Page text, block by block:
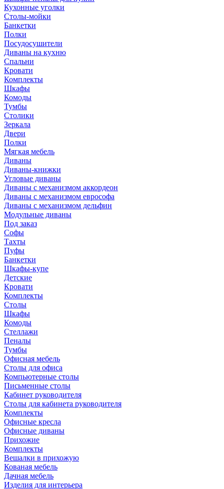
Кухонные уголки
Столы-мойки
Банкетки
Полки
Посудосушители
Диваны на кухню
Спальни
Кровати
Комплекты
Шкафы
Комоды
Тумбы
Столики
Зеркала
Двери
Полки
Мягкая мебель
Диваны
Диваны-книжки
Угловые диваны
Диваны с механизмом аккордеон
Диваны с механизмом еврософа
Диваны с механизмом дельфин
Модульные диваны
Под заказ
Софы
Тахты
Пуфы
Банкетки
Шкафы-купе
Детские
Кровати
Комплекты
Столы
Шкафы
Комоды
Стеллажи
Пеналы
Тумбы
Офисная мебель
Столы для офиса
Компьютерные столы
Письменные столы
Кабинет руководителя
Столы для кабинета руководителя
Комплекты
Офисные кресла
Офисные диваны
Прихожие
Комплекты
Вешалки в прихожую
Кованая мебель
Дачная мебель
Изделия для интерьера